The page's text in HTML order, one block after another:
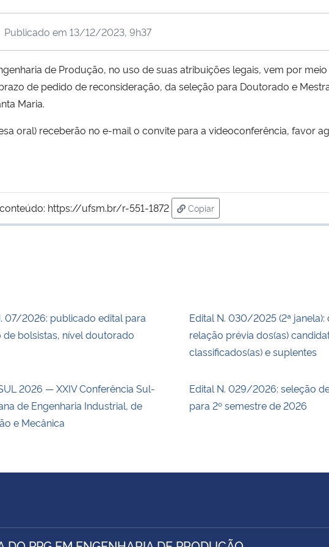
Publicado em 13/12/2023, 9h37
de Produção, no uso de suas atribuições legais, vem por
de pedido de reconsideração, da seleção para Doutorado e
Maria.
oral) receberão no e-mail o convite para a videoconferência, favor
https://ufsm.br/r-551-1872
Copiar
para área de transferência
07/2026: publicado edital para
de bolsistas, nível doutorado
Edital N. 030/2025 (2ª
relação prévia dos(as)
classificados(as) e suplentes
2026 — XXIV Conferência Sul-
de Engenharia Industrial, de
e Mecânica
Edital N. 029/2026: seleção
para 2º semestre de 2026